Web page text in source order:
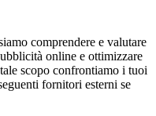
comprendere e valutare
online e ottimizzare
scopo confrontiamo i tuoi
fornitori esterni se